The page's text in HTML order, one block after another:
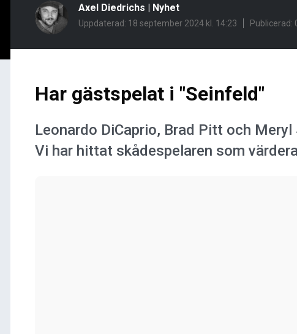
Axel Diedrichs | Nyhet
Uppdaterad: 18 september 2024 kl. 14:23 Publicerad:
Har gästspelat i "Seinfeld"
Leonardo DiCaprio, Brad Pitt och
Vi har hittat skådespelaren som